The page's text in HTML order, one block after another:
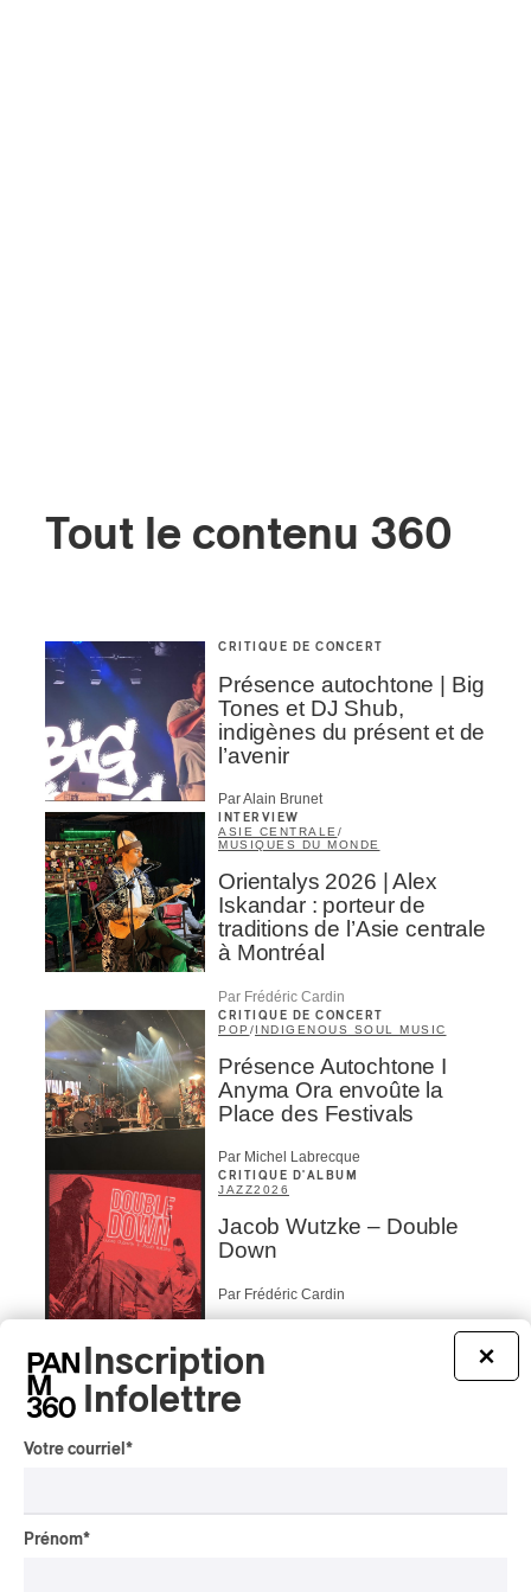
Tout le contenu 360
CRITIQUE DE CONCERT
Présence autochtone | Big
Tones et DJ Shub,
indigènes du présent et de
l’avenir
Par Alain Brunet
INTERVIEW
ASIE CENTRALE/
MUSIQUES DU MONDE
Orientalys 2026 | Alex
Iskandar : porteur de
traditions de l’Asie centrale
à Montréal
Par Frédéric Cardin
CRITIQUE DE CONCERT
POP /INDIGENOUS SOUL MUSIC
Présence Autochtone I
Anyma Ora envoûte la
Place des Festivals
Par Michel Labrecque
CRITIQUE D'ALBUM
JAZZ2026
Jacob Wutzke – Double
Down
Par Frédéric Cardin
CLASSIQUE OCCIDENTAL
CLASSIQUE
Alain Trudel; Orchestre
Par Frédéric Cardin
×
Inscription
Infolettre
Votre courriel *
Prénom*